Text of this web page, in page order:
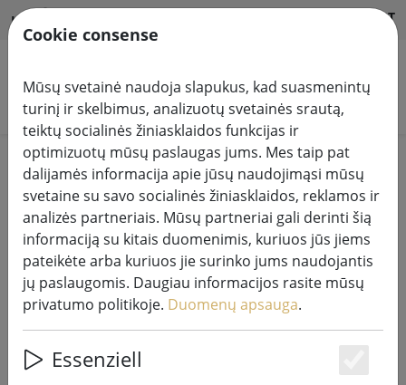
LT HILFE & SUPPORT
Ieškoti produktų
Home
Pasakų šviesos sistemos
230V LED "Tech-Line" sistemos šviesos grandinės
"Sirius Tech-Line" šviesos tinklo
pradinis rinkinys 168 LED šiltai
baltos spalvos lauko 1,7 x 1,4 m
230V juodas
Cookie consense
Mūsų svetainė naudoja slapukus, kad suasmenintų
turinį ir skelbimus, analizuotų svetainės srautą,
teiktų socialinės žiniasklaidos funkcijas ir
optimizuotų mūsų paslaugas jums. Mes taip pat
dalijamės informacija apie jūsų naudojimąsi mūsų
svetaine su savo socialinės žiniasklaidos, reklamos ir
analizės partneriais. Mūsų partneriai gali derinti šią
informaciją su kitais duomenimis, kuriuos jūs jiems
pateikėte arba kuriuos jie surinko jums naudojantis
jų paslaugomis. Daugiau informacijos rasite mūsų
privatumo politikoje. Duomenų apsauga.
Essenziell